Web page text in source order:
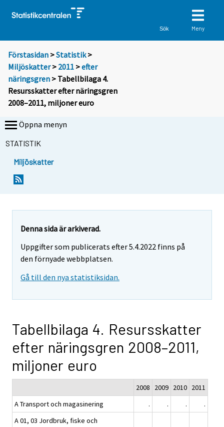
Sök Meny
Förstasidan >Statistik >
Miljöskatter> 2011 >efter
näringsgren > Tabellbilaga 4.
Resursskatter efter näringsgren
2008–2011, miljoner euro
Öppna menyn
STATISTIK
Miljöskatter
Denna sida är arkiverad.
Uppgifter som publicerats efter 5.4.2022 finns på
den förnyade webbplatsen.
Gå till den nya statistiksidan.
Tabellbilaga 4. Resursskatter
efter näringsgren 2008–2011,
miljoner euro
2008 2009 2010 2011
A Transport och magasinering
. . .
.
A 01, 03 Jordbruk, fiske och